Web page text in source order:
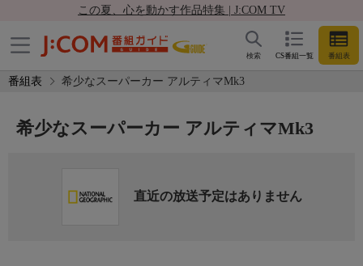
この夏、心を動かす作品特集 | J:COM TV
CS番組一覧 番組表
検索
番組表 希少なスーパーカー アルティマMk3
希少なスーパーカー アルティマMk3
直近の放送予定はありません